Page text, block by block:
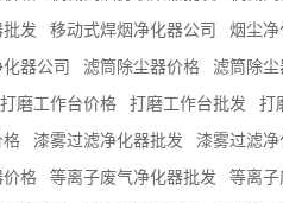
发
移动式焊烟净化器公司 烟尘
器公司
滤筒除尘器价格 滤筒除
打磨工作台价格 打磨工作台批发 打
格
漆雾过滤净化器批发 漆雾过滤净
价格
等离子废气净化器批发 等离子